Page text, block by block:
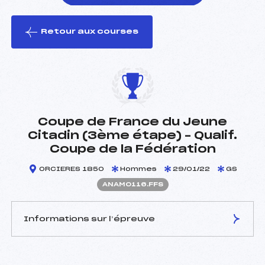
le ski
Retour aux courses
Coupe de France du Jeune
Citadin (3ème étape) – Qualif.
Coupe de la Fédération
ORCIERES 1850 Hommes 29/01/22 GS
ANAM0116.FFS
Informations sur l’épreuve